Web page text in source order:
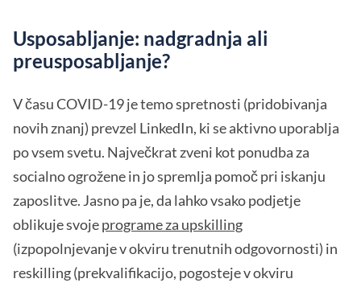
Usposabljanje: nadgradnja ali
preusposabljanje?
V času COVID-19 je temo spretnosti (pridobivanja
novih znanj) prevzel LinkedIn, ki se aktivno uporablja
po vsem svetu. Največkrat zveni kot ponudba za
socialno ogrožene in jo spremlja pomoč pri iskanju
zaposlitve. Jasno pa je, da lahko vsako podjetje
oblikuje svojeprograme za upskilling
(izpopolnjevanje v okviru trenutnih odgovornosti) in
reskilling (prekvalifikacijo, pogosteje v okviru